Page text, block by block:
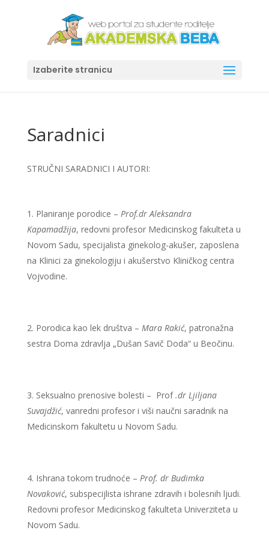
Izaberite stranicu
Saradnici
STRUČNI SARADNICI I AUTORI:
Planiranje porodice – Prof.dr Aleksandra
Kapamadžija, redovni profesor Medicinskog fakulteta u
Novom Sadu, specijalista ginekolog-akušer, zaposlena
na Klinici za ginekologiju i akušerstvo Kliničkog centra
Vojvodine.
Porodica kao lek društva – Mara Rakić, patronažna
sestra Doma zdravlja „Dušan Savič Doda“ u Beočinu.
Seksualno prenosive bolesti – Prof.dr Ljiljana
Suvajdžić, vanredni profesor i viši naučni saradnik na
Medicinskom fakultetu u Novom Sadu.
Ishrana tokom trudnoće – Prof. dr Budimka
Novaković, subspecijlista ishrane zdravih i bolesnih ljudi.
Redovni profesor Medicinskog fakulteta Univerziteta u
Novom Sadu.